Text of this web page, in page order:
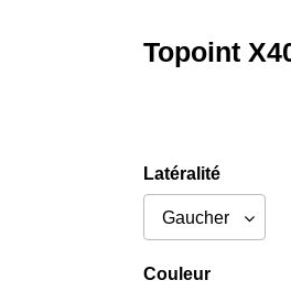
Topoint
Latéralité
Couleur